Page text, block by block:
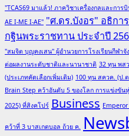
"TCAS69 มาแล้ว! ภาควิชาเครื่องกลและกา
AE I-ME I-AE" "ศ.ดร.บังอร" อธิกา
กฐินพระราชทาน ประจำปี
"สมจิต บุญคงเสน" ผู้อำนวยการโรงเรียนกีฬ
ต่อผลงานระดับชาติและนานาชาติ 32 ทุน พส
(ประเภทคัดเลือกเพิ่มเติม) 100 ทุน สควค. (ป.
Brain Step คว้าอันดับ 5 ของโลก การแข่งขั
2025) ที่สิงคโปร์ Business
คว้าที่ 3 บาสเกตบอล ถ้วย ค.